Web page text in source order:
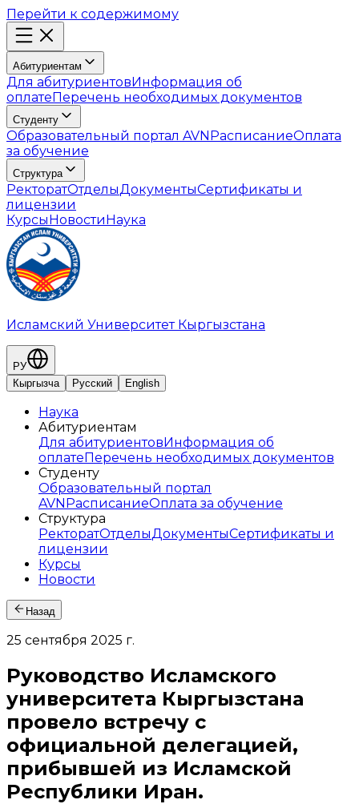
Перейти к содержимому
Абитуриентам
Для абитуриентовИнформация об
оплатеПеречень необходимых документов
Студенту
Образовательный портал AVNРасписаниеОплата
за обучение
Структура
РекторатОтделыДокументыСертификаты и
лицензии
КурсыНовостиНаука
Исламский Университет Кыргызстана
РУ
Кыргызча
Русский English
Наука
Абитуриентам
Для абитуриентовИнформация об
оплатеПеречень необходимых документов
Студенту
Образовательный портал
AVNРасписаниеОплата за обучение
Структура
РекторатОтделыДокументыСертификаты и
лицензии
Курсы
Новости
Назад
25 сентября 2025 г.
Руководство Исламского
университета Кыргызстана
провело встречу с
официальной делегацией,
прибывшей из Исламской
Республики Иран.